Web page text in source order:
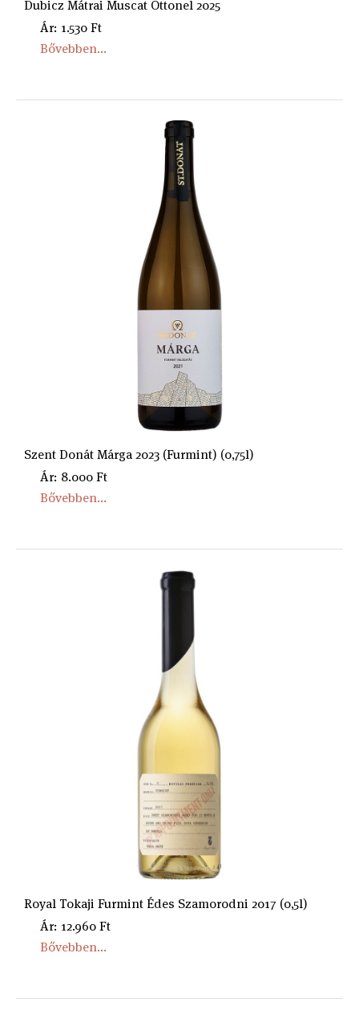
Dubicz Mátrai Muscat Ottonel 2025
Ár: 1.530 Ft
Bővebben...
Szent Donát Márga 2023 (Furmint) (0,75l)
Ár: 8.000 Ft
Bővebben...
Royal Tokaji Furmint Édes Szamorodni 2017 (0,5l)
Ár: 12.960 Ft
Bővebben...